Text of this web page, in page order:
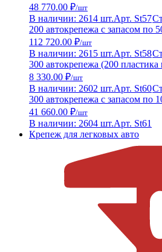
48 770.00 ₽/шт
В наличии: 2614 шт.Арт. St57
200 автокрепежа с запасом по
112 720.00 ₽/шт
В наличии: 2615 шт.Арт. St58
300 автокрепежа (200 пластика
8 330.00 ₽/шт
В наличии: 2602 шт.Арт. St60
300 автокрепежа с запасом по
41 660.00 ₽/шт
В наличии: 2604 шт.Арт. St61
Крепеж для легковых авто